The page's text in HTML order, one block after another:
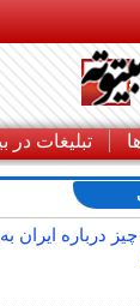
تبلیغات در
درباره ایران